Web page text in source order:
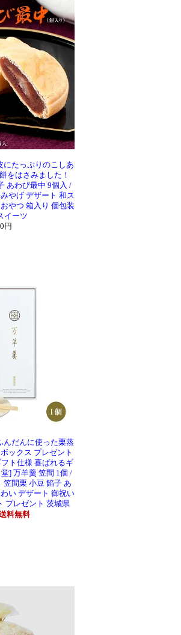
にたっぷりのこしあ
をはさみました！
あわび最中 9個入 /
やげ デザート 和ス
やつ 箱入り 個包装
イーツ
円
んだんに使った栗蒸
ックス プレゼント
ト仕様 喜ばれるギ
] 万羊羹 笠間 1個 /
笠間栗 小豆 餡子 あ
い デザート 御祝い
プレゼント 茨城県
料無料